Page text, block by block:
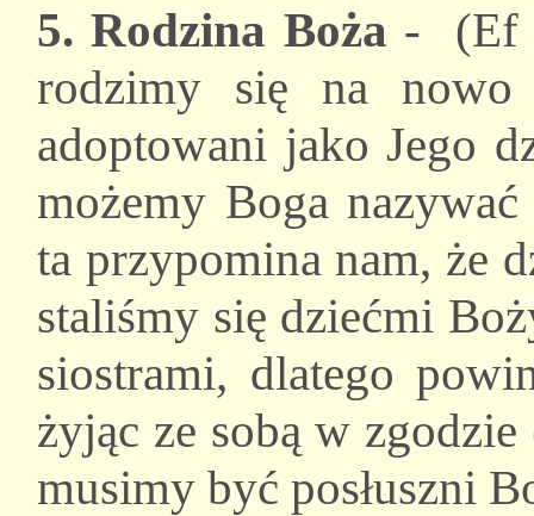
5. Rodzina Boża - (Ef
rodzimy się na nowo
adoptowani jako Jego
możemy Boga
ta przypomina nam, że
staliśmy się dziećmi
siostrami, dlatego
żyjąc ze sobą w
musimy być posłuszni